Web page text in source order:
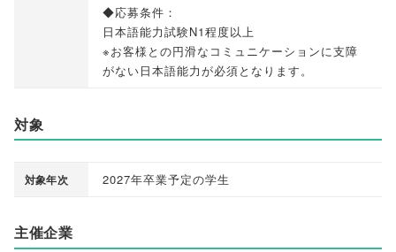
◆応募条件：
日本語能力試験N1程度以上
※お客様との円滑なコミュニケーションに支障
がない日本語能力が必須となります。
対象
対象年次 2027年卒業予定の学生
主催企業